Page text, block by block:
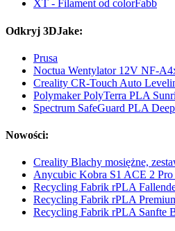
XT - Filament od colorFabb
Odkryj 3DJake:
Prusa
Noctua Wentylator 12V NF-
Creality CR-Touch Auto
Polymaker PolyTerra PLA
Spectrum SafeGuard PLA
Nowości:
Creality Blachy mosiężne,
Anycubic Kobra S1 ACE 2 Pro
Recycling Fabrik rPLA
Recycling Fabrik rPLA
Recycling Fabrik rPLA Sanfte